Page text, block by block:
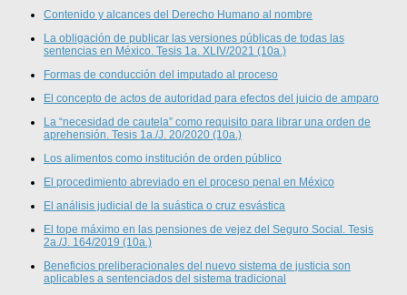
Contenido y alcances del Derecho Humano al nombre
La obligación de publicar las versiones públicas de todas las
sentencias en México. Tesis 1a. XLIV/2021 (10a.)
Formas de conducción del imputado al proceso
El concepto de actos de autoridad para efectos del juicio de amparo
La “necesidad de cautela” como requisito para librar una orden de
aprehensión. Tesis 1a./J. 20/2020 (10a.)
Los alimentos como institución de orden público
El procedimiento abreviado en el proceso penal en México
El análisis judicial de la suástica o cruz esvástica
El tope máximo en las pensiones de vejez del Seguro Social. Tesis
2a./J. 164/2019 (10a.)
Beneficios preliberacionales del nuevo sistema de justicia son
aplicables a sentenciados del sistema tradicional